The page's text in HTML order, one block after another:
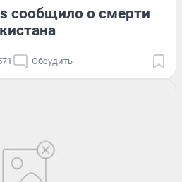
сообщило о смерти
Обсудить